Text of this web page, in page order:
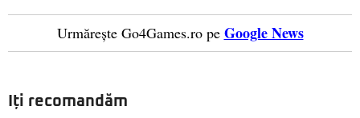
Urmărește Go4Games.ro pe Google News
Iți recomandăm